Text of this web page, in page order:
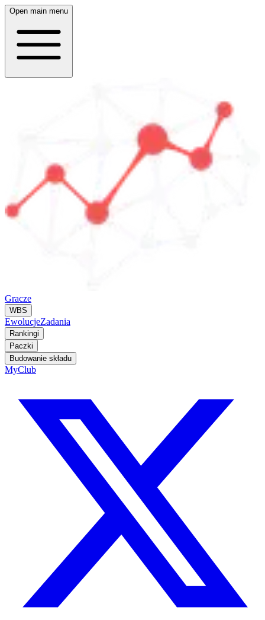
Open main menu
Gracze
WBS
EwolucjeZadania
Rankingi
Paczki
Budowanie składu
MyClub